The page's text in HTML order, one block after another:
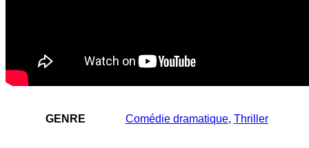
GENRE Comédie dramatique, Thriller